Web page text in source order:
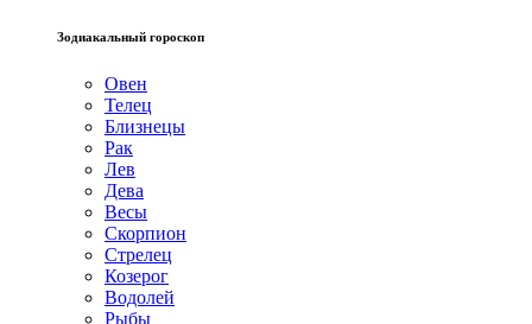
Зодиакальный гороскоп
Овен
Телец
Близнецы
Рак
Лев
Дева
Весы
Скорпион
Стрелец
Козерог
Водолей
Рыбы